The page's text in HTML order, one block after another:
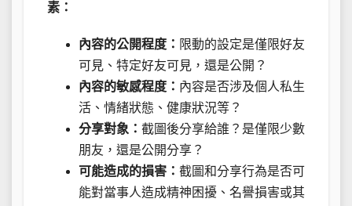
素：
內容的公開程度： 限動的設定是僅限好友
可見、特定好友可見，還是公開？
內容的敏感程度： 內容是否涉及個人私生
活、情緒狀態、健康狀況等？
分享對象： 截圖後分享給誰？是僅限少數
朋友，還是公開分享？
可能造成的損害： 截圖和分享行為是否可
能對當事人造成精神困擾、名譽損害或其